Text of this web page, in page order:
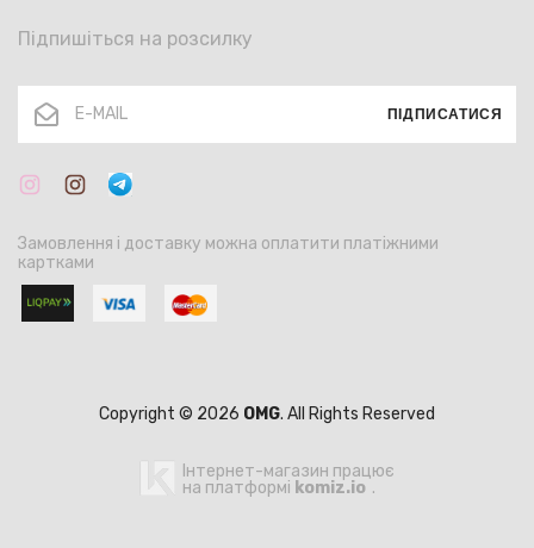
Підпишіться на розсилку
ПІДПИСАТИСЯ
Замовлення і доставку можна оплатити платіжними
картками
Copyright © 2026 OMG. All Rights Reserved
Інтернет-магазин працює
на платформі komiz.io .